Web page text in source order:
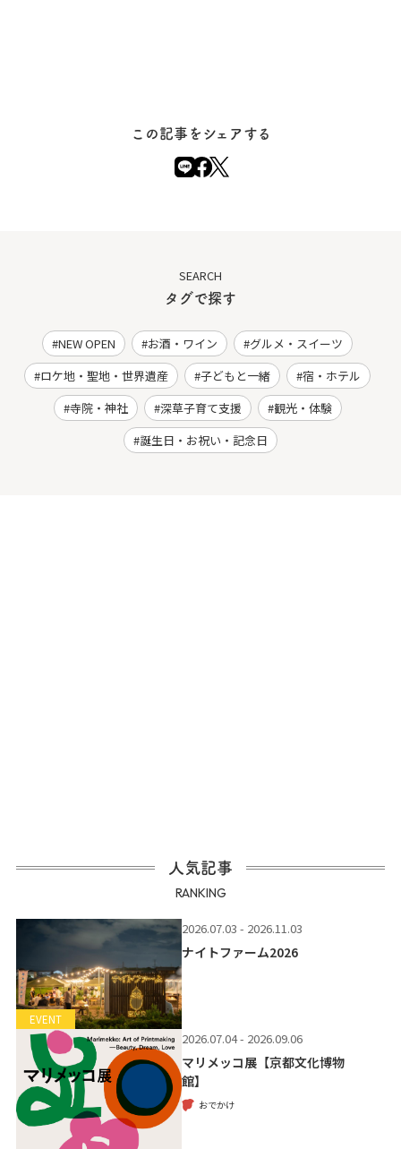
この記事をシェアする
SEARCH
タグで探す
NEW OPEN お酒・ワイン
グルメ・スイーツ
ロケ地・聖地・世界遺産
子どもと一緒
宿・ホテル
寺院・神社
深草子育て支援
観光・体験
誕生日・お祝い・記念日
人気記事
RANKING
EVENT
2026.07.03 - 2026.11.03
ナイトファーム2026
2026.07.04 - 2026.09.06
マリメッコ展【京都文化博物
館】
おでかけ